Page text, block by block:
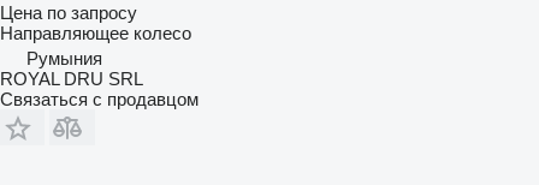
Цена по запросу
Направляющее колесо
Румыния
ROYAL DRU SRL
Связаться с продавцом